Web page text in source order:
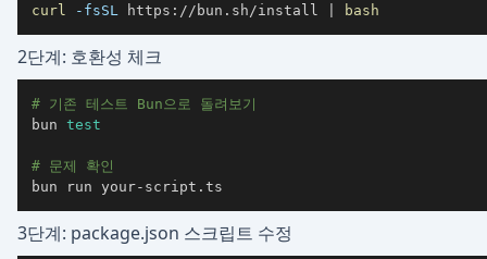
curl -fsSL https://bun.sh/install bash
2단계: 호환성 체크
# 기존 테스트 Bun으로 돌려보기
bun test
# 문제 확인
bun run your-script.ts
3단계: package.json 스크립트 수정